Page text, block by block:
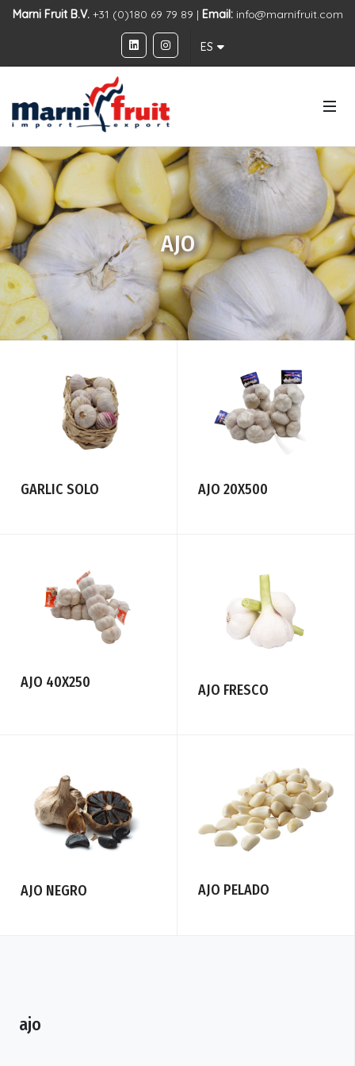
Marni Fruit B.V.+31 (0)180 69 79 89 | Email: info@marnifruit.com
ES
AJO
GARLIC SOLO AJO 20X500
AJO 40X250 AJO FRESCO
AJO NEGRO AJO PELADO
ajo